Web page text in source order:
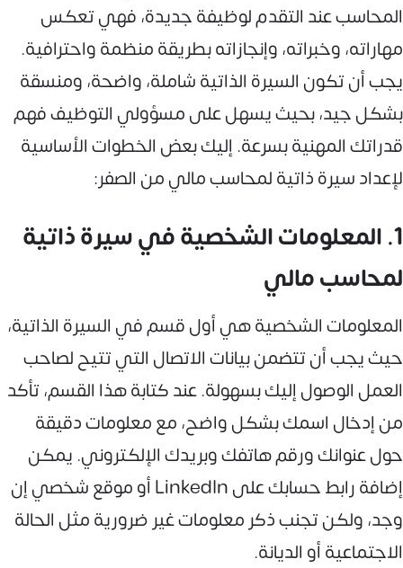
المحاسب عند التقدم لوظيفة جديدة، فهي تعكس
مهاراته، وخبراته، وإنجازاته بطريقة منظمة واحترافية.
يجب أن تكون السيرة الذاتية شاملة، واضحة، ومنسقة
بشكل جيد، بحيث يسهل على مسؤولي التوظيف فهم
قدراتك المهنية بسرعة. إليك بعض الخطوات الأساسية
لإعداد سيرة ذاتية لمحاسب مالي من الصفر:
1. المعلومات الشخصية في سيرة ذاتية
لمحاسب مالي
المعلومات الشخصية هي أول قسم في السيرة الذاتية،
حيث يجب أن تتضمن بيانات الاتصال التي تتيح لصاحب
العمل الوصول إليك بسهولة. عند كتابة هذا القسم، تأكد
من إدخال اسمك بشكل واضح، مع معلومات دقيقة
حول عنوانك ورقم هاتفك وبريدك الإلكتروني. يمكن
إضافة رابط حسابك على LinkedIn أو موقع شخصي إن
وجد، ولكن تجنب ذكر معلومات غير ضرورية مثل الحالة
الاجتماعية أو الديانة.